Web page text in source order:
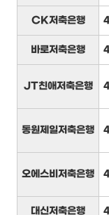
CK저축은행
바로저축은행
JT친애저축은행
동원제일저축은행
오에스비저축은행
대신저축은행